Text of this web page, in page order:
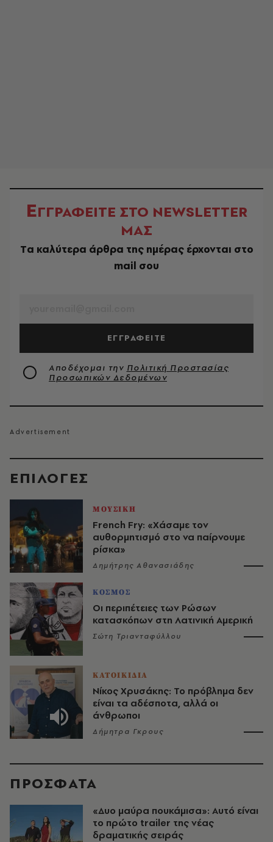
EΠΙΛΟΓΈΣ
ΜΟΥΣΙΚΗ
French Fry: «Χάσαμε τον
αυθορμητισμό στο να παίρνουμε
ρίσκα»
Δημήτρης Αθανασιάδης
ΚΟΣΜΟΣ
Οι περιπέτειες των Ρώσων
κατασκόπων στη Λατινική Αμερική
Σώτη Τριανταφύλλου
ΚΑΤΟΙΚΙΔΙΑ
Νίκος Χρυσάκης: Το πρόβλημα δεν
είναι τα αδέσποτα, αλλά οι
άνθρωποι
Δήμητρα Γκρους
ΕΓΓΡΑΦΕΙΤΕ ΣΤΟ NEWSLETTER
ΜΑΣ
Tα καλύτερα άρθρα της ημέρας έρχονται στο
mail σου
ΕΓΓΡΑΦΕΙΤΕ
Αποδέχομαι την Πολιτική Προστασίας
Προσωπικών Δεδομένων
ΠΡΟΣΦΑΤΑ
«Δυο μαύρα πουκάμισα»: Αυτό είναι
το πρώτο trailer της νέας
δραματικής σειράς